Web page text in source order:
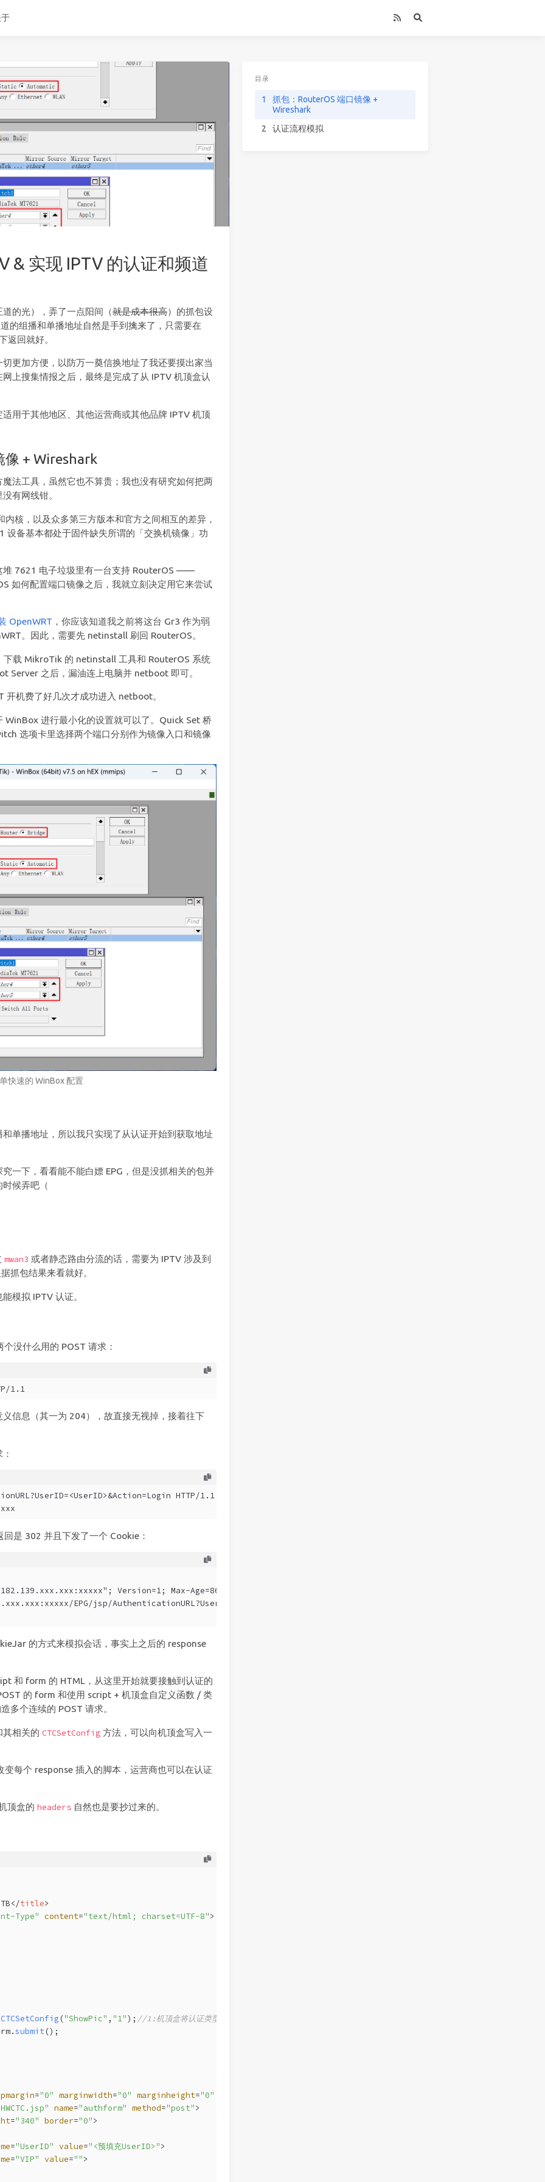
& 实现 IPTV 的认证和频道
的光），弄了一点阳间（就是成本很高）的抓包设
的组播和单播地址自然是手到擒来了，只需要在
返回就好。
更加方便，以防万一奠信换地址了我还要摸出家当
上搜集情报之后，最终是完成了从 IPTV 机顶盒认
用于其他地区、其他运营商或其他品牌 IPTV 机顶
像 + Wireshark
法工具，虽然它也不算贵；我也没有研究如何把两
有网线钳。
核，以及众多第三方版本和官方之间相互的差异，
设备基本都处于固件缺失所谓的「交换机镜像」功
堆 7621 电子垃圾里有一台支持 RouterOS ——
如何配置端口镜像之后，我就立刻决定用它来尝试
OpenWRT ，你应该知道我之前将这台 Gr3 作为弱
。因此，需要先 netinstall 刷回 RouterOS。
下载 MikroTik 的 netinstall 工具和 RouterOS 系统
Server 之后，漏油连上电脑并 netboot 即可。
开机费了好几次才成功进入 netboot。
WinBox 进行最小化的设置就可以了。Quick Set 桥
选项卡里选择两个端口分别作为镜像入口和镜像
快速的 WinBox 配置
单播地址，所以我只实现了从认证开始到获取地址
一下，看看能不能白嫖 EPG，但是没抓相关的包并
候弄吧（
mwan3 或者静态路由分流的话，需要为 IPTV 涉及到
抓包结果来看就好。
模拟 IPTV 认证。
没什么用的 POST 请求：
1.1
信息（其一为 204），故直接无视掉，接着往下
HTTP/1.1
是 302 并且下发了一个 Cookie：
Version=1; Max-Age=86400; Expires=Mon, 12-Sep-2022 05:26:18 GMT; Path=/EDS; HttpOnly
EPG/jsp/AuthenticationURL?UserID=<UserID>&Action=Login
的方式来模拟会话，事实上之后的 response
和 form 的 HTML，从这里开始就要接触到认证的
的 form 和使用 script + 机顶盒自定义函数 / 类
多个连续的 POST 请求。
相关的 CTCSetConfig 方法，可以向机顶盒写入一
变每个 response 插入的脚本，运营商也可以在认证
顶盒的 headers 自然也是要抄过来的。
</title>
Type" content="text/html; charset=UTF-8">
CTCSetConfig ("ShowPic" , "1"); //1:机顶盒将认证类型的画面展示出来
.submit();
="0" marginwidth="0" marginheight="0"
name="authform" method="post">
="340" border="0">
="UserID" value="<预填充UserID>">
="VIP" value="">
目录
1
抓包：RouterOS 端口镜像 +
Wireshark
2
认证流程模拟